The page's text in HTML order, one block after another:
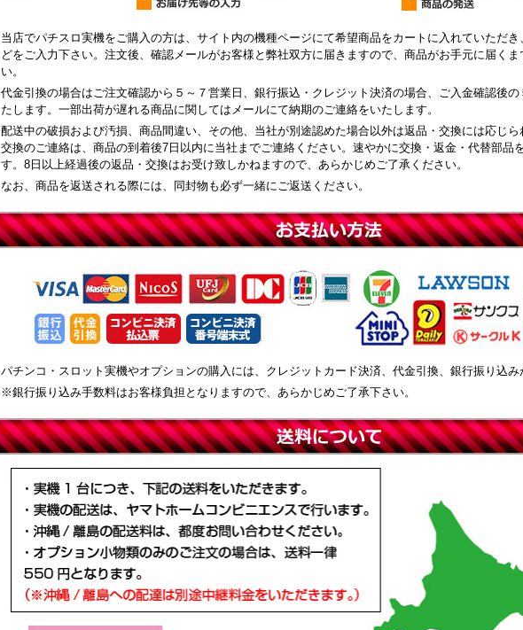
当店でパチスロ実機をご購入の方は、サイト内の機種ページにて希望商品をカートに入れていただ
どをご入力下さい。注文後、確認メールがお客様と弊社双方に届きますので、商品がお手元に届くま
い。
代金引換の場合はご注文確認から５～７営業日、銀行振込・クレジット決済の場合、ご入金確認後
たします。一部出荷が遅れる商品に関してはメールにて納期のご連絡をいたします。
配送中の破損および汚損、商品間違い、その他、当社が別途認めた場合以外は返品・交換には応じら
交換のご連絡は、商品の到着後7日以内に当社までご連絡ください。速やかに交換・返金・代替部品
す。8日以上経過後の返品・交換はお受け致しかねますので、あらかじめご了承ください。
なお、商品を返送される際には、同封物も必ず一緒にご返送ください。
パチンコ・スロット実機やオプションの購入には、クレジットカード決済、代金引換、銀行振り込み
※銀行振り込み手数料はお客様負担となりますので、あらかじめご了承下さい。